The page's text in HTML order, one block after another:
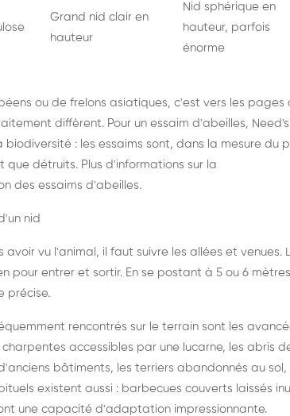
Grand nid clair en
hauteur
Nid sphérique en
hauteur, parfois
énorme
ou de frelons asiatiques, c'est vers les pages
diffèrent. Pour un essaim d'abeilles,
: les essaims sont, dans la mesure du
que détruits. Plus d'informations sur la
des essaims d'abeilles.
nid
avoir vu l'animal, il faut suivre les allées et venues.
pour entrer et sortir. En se postant à 5 ou 6
précise.
rencontrés sur le terrain sont les
accessibles par une lucarne, les abris
bâtiments, les terriers abandonnés au sol,
existent aussi : barbecues couverts laissés
une capacité d'adaptation impressionnante.